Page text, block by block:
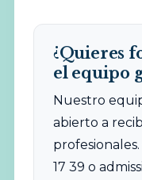
¿Quieres
el equipo
Nuestro
abierto a
17 39 o